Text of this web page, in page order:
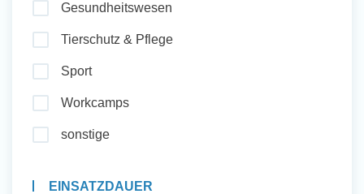
Gesundheitswesen
Tierschutz & Pflege
Sport
Workcamps
sonstige
EINSATZDAUER